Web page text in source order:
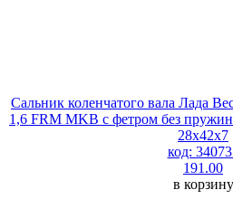
Сальник коленчатого вала Лада
1,6 FRM MKB с фетром без
28х42х7
код:
191.00
в корзину